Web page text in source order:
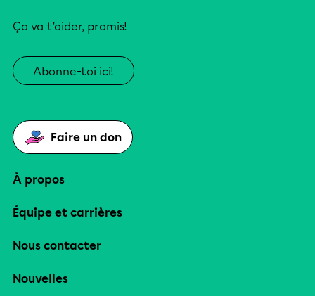
Ça va t’aider, promis!
Abonne-toi ici!
Faire un don
À propos
Équipe et carrières
Nous contacter
Nouvelles